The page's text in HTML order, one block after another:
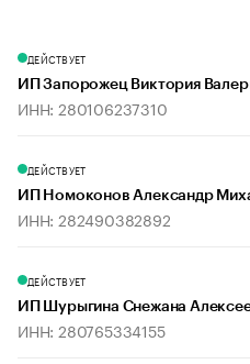
ДЕЙСТВУЕТ
ИП Запорожец Виктория
ИНН: 280106237310
ДЕЙСТВУЕТ
ИП Номоконов Александр
ИНН: 282490382892
ДЕЙСТВУЕТ
ИП Шурыгина Снежана
ИНН: 280765334155